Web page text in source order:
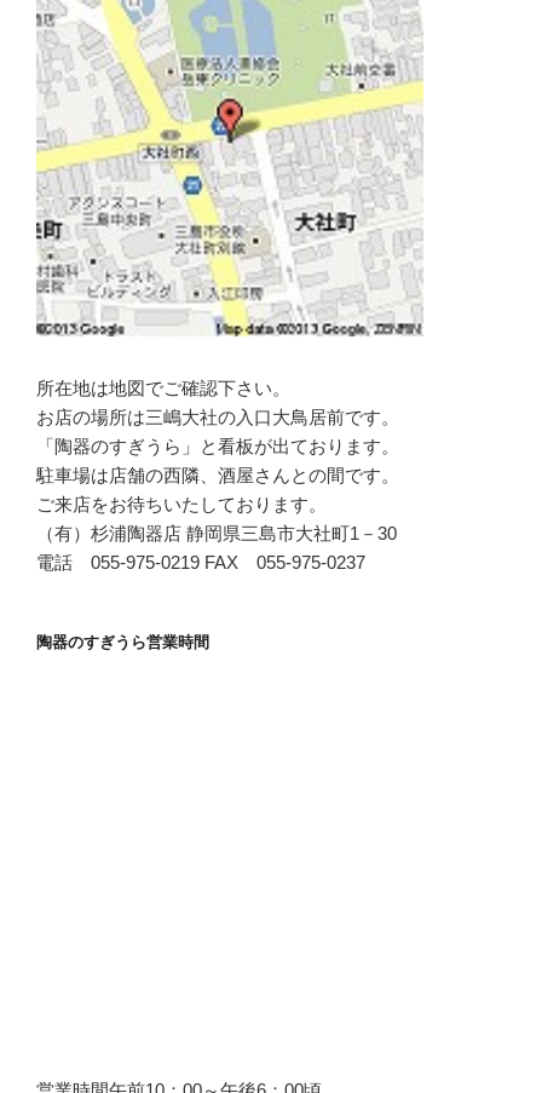
所在地は地図でご確認下さい。
お店の場所は三嶋大社の入口大鳥居前です。
「陶器のすぎうら」と看板が出ております。
駐車場は店舗の西隣、酒屋さんとの間です。
ご来店をお待ちいたしております。
（有）杉浦陶器店 静岡県三島市大社町1－30
電話 055-975-0219 FAX 055-975-0237
陶器のすぎうら営業時間